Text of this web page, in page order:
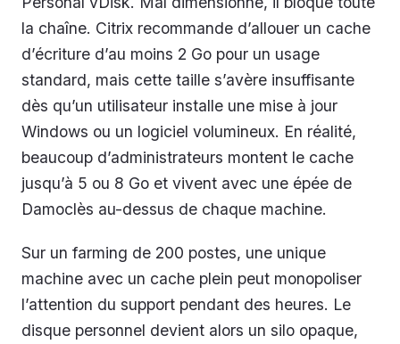
la chaîne. Citrix recommande d’allouer un cache
d’écriture d’au moins 2 Go pour un usage
standard, mais cette taille s’avère insuffisante
dès qu’un utilisateur installe une mise à jour
Windows ou un logiciel volumineux. En réalité,
beaucoup d’administrateurs montent le cache
jusqu’à 5 ou 8 Go et vivent avec une épée de
Damoclès au-dessus de chaque machine.
Sur un farming de 200 postes, une unique
machine avec un cache plein peut monopoliser
l’attention du support pendant des heures. Le
disque personnel devient alors un silo opaque,